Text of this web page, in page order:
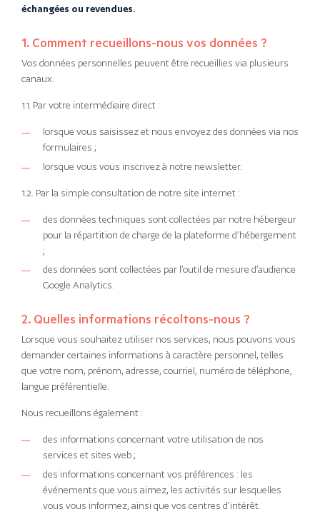
échangées ou revendues.
1. Comment recueillons-nous vos données ?
Vos données personnelles peuvent être recueillies via plusieurs
canaux.
1.1. Par votre intermédiaire direct :
lorsque vous saisissez et nous envoyez des données via nos
formulaires ;
lorsque vous vous inscrivez à notre newsletter.
1.2. Par la simple consultation de notre site internet :
des données techniques sont collectées par notre hébergeur
pour la répartition de charge de la plateforme d’hébergement
;
des données sont collectées par l’outil de mesure d’audience
Google Analytics.
2. Quelles informations récoltons-nous ?
Lorsque vous souhaitez utiliser nos services, nous pouvons vous
demander certaines informations à caractère personnel, telles
que votre nom, prénom, adresse, courriel, numéro de téléphone,
langue préférentielle.
Nous recueillons également :
des informations concernant votre utilisation de nos
services et sites web ;
des informations concernant vos préférences : les
événements que vous aimez, les activités sur lesquelles
vous vous informez, ainsi que vos centres d’intérêt.